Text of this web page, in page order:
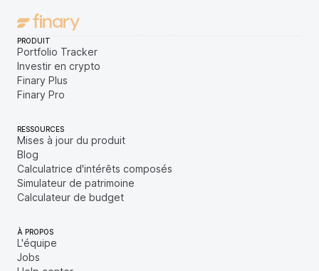
PRODUIT
Portfolio Tracker
Investir en crypto
Finary Plus
Finary Pro
RESSOURCES
Mises à jour du produit
Blog
Calculatrice d'intérêts composés
Simulateur de patrimoine
Calculateur de budget
À PROPOS
L'équipe
Jobs